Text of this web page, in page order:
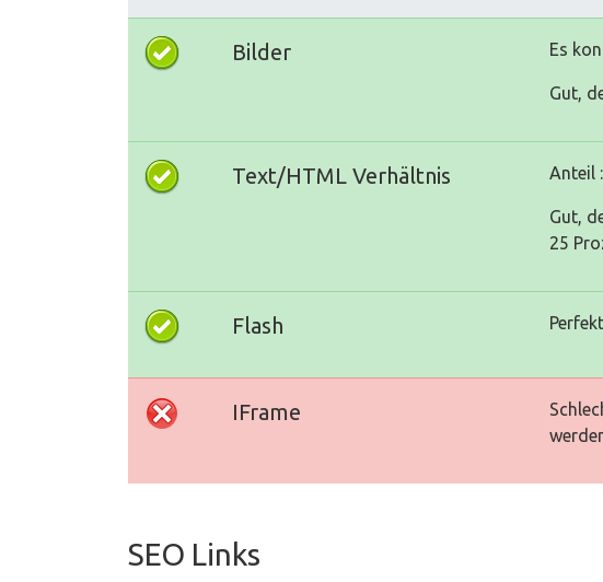
Bilder Es
Gut,
Text/HTML Verhältnis Anteil :
Gut,
25
Flash
IFrame
SEO Links